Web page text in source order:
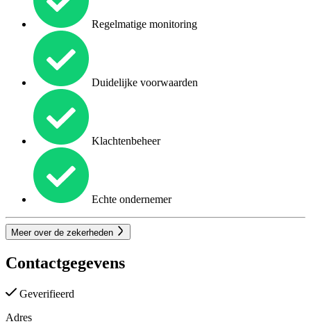
Regelmatige monitoring
Duidelijke voorwaarden
Klachtenbeheer
Echte ondernemer
Meer over de zekerheden
Contactgegevens
Geverifieerd
Adres